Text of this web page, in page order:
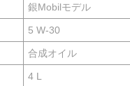
銀Mobilモデル
5 W-30
合成オイル
4 L